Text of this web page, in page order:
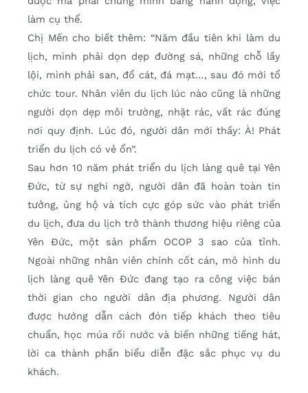
làm cụ thể.
Chị Mến cho biết thêm: “Năm đầu tiên khi làm du
lịch, mình phải dọn dẹp đường sá, những chỗ lầy
lội, mình phải san, đổ cát, đá mạt…, sau đó mới tổ
chức tour. Nhân viên du lịch lúc nào cũng là những
người dọn dẹp môi trường, nhặt rác, vất rác đúng
nơi quy định. Lúc đó, người dân mới thấy: À! Phát
triển du lịch có vẻ ổn”.
Sau hơn 10 năm phát triển du lịch làng quê tại Yên
Đức, từ sự nghi ngờ, người dân đã hoàn toàn tin
tưởng, ủng hộ và tích cực góp sức vào phát triển
du lịch, đưa du lịch trở thành thương hiệu riêng của
Yên Đức, một sản phẩm OCOP 3 sao của tỉnh.
Ngoài những nhân viên chính cốt cán, mô hình du
lịch làng quê Yên Đức đang tạo ra công việc bán
thời gian cho người dân địa phương. Người dân
được hướng dẫn cách đón tiếp khách theo tiêu
chuẩn, học múa rối nước và biến những tiếng hát,
lời ca thành phần biểu diễn đặc sắc phục vụ du
khách.